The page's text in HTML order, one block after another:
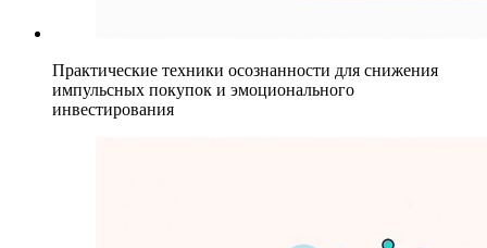
Практические техники осознанности для снижения
импульсных покупок и эмоционального
инвестирования